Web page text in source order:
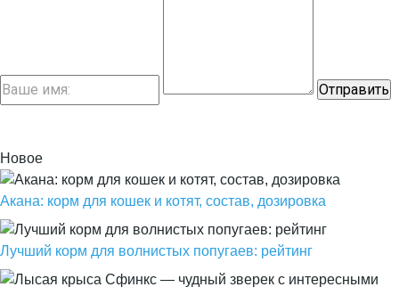
Новое
Акана: корм для кошек и котят, состав, дозировка
Лучший корм для волнистых попугаев: рейтинг